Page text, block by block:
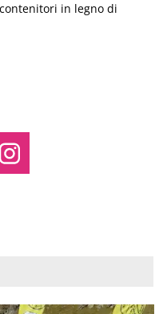
in legno di